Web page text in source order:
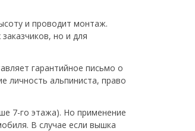
и проводит монтаж.
но и для
гарантийное письмо о
личность альпиниста, право
7-го этажа). Но применение
В случае если вышка